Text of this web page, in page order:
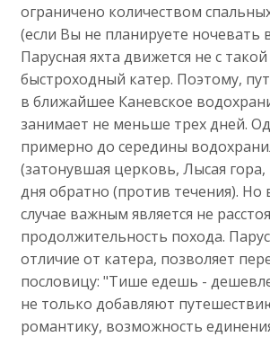
ограничено количеством
(если Вы не планируете ночевать
Парусная яхта движется не с
быстроходный катер. Поэтому,
в ближайшее Каневское
занимает не меньше трех дней.
примерно до середины
(затонувшая церковь, Лысая
дня обратно (против течения). Но
случае важным является не
продолжительность похода.
отличие от катера, позволяет
пословицу: "Тише едешь -
не только добавляют
романтику, возможность